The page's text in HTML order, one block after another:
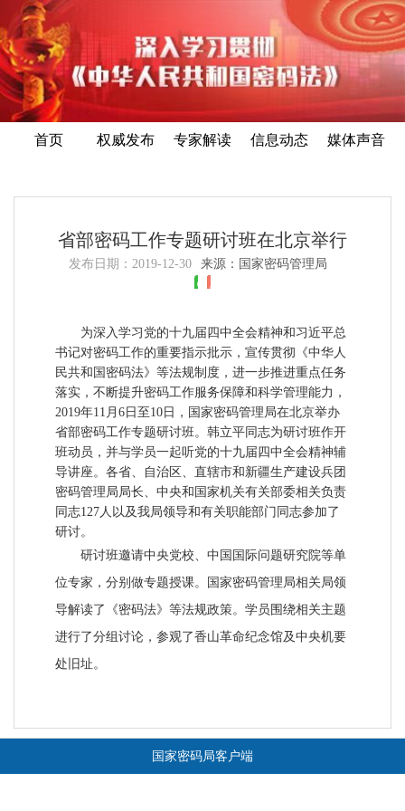
首页 权威发布 专家解读 信息动态 媒体声音
省部密码工作专题研讨班在北京举行
发布日期： 2019-12-30 来源：国家密码管理局
为深入学习党的十九届四中全会精神和习近平总
书记对密码工作的重要指示批示，宣传贯彻《中华人
民共和国密码法》等法规制度，进一步推进重点任务
落实，不断提升密码工作服务保障和科学管理能力，
2019年11月6日至10日，国家密码管理局在北京举办
省部密码工作专题研讨班。韩立平同志为研讨班作开
班动员，并与学员一起听党的十九届四中全会精神辅
导讲座。各省、自治区、直辖市和新疆生产建设兵团
密码管理局局长、中央和国家机关有关部委相关负责
同志127人以及我局领导和有关职能部门同志参加了
研讨。
研讨班邀请中央党校、中国国际问题研究院等单
位专家，分别做专题授课。国家密码管理局相关局领
导解读了《密码法》等法规政策。学员围绕相关主题
进行了分组讨论，参观了香山革命纪念馆及中央机要
处旧址。
国家密码局客户端